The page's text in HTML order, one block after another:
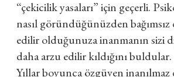
“çekicilik yasaları” için geçerli.
nasıl göründüğünüzden
edilir olduğunuza inanmanın sizi
daha arzu edilir kıldığını buldular.
Yıllar boyunca özgüven inanılmaz